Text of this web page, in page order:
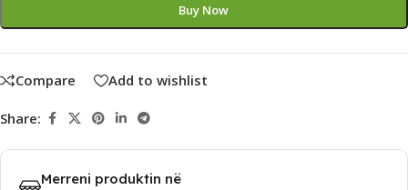
Buy Now
Compare Add to wishlist
Share:
Merreni produktin në